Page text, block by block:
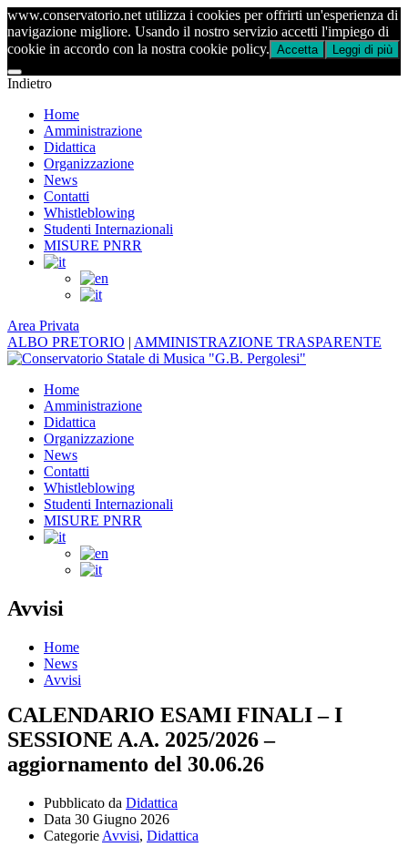
www.conservatorio.net utilizza i cookies per offrirti un'esperienza di
navigazione migliore. Usando il nostro servizio accetti l'impiego di
cookie in accordo con la nostra cookie policy. Accetta Leggi di più
Indietro
Home
Amministrazione
Didattica
Organizzazione
News
Contatti
Whistleblowing
Studenti Internazionali
MISURE PNRR
Area Privata
ALBO PRETORIO | AMMINISTRAZIONE TRASPARENTE
Home
Amministrazione
Didattica
Organizzazione
News
Contatti
Whistleblowing
Studenti Internazionali
MISURE PNRR
Avvisi
Home
News
Avvisi
CALENDARIO ESAMI FINALI – I
SESSIONE A.A. 2025/2026 –
aggiornamento del 30.06.26
Pubblicato da Didattica
Data 30 Giugno 2026
Categorie Avvisi, Didattica